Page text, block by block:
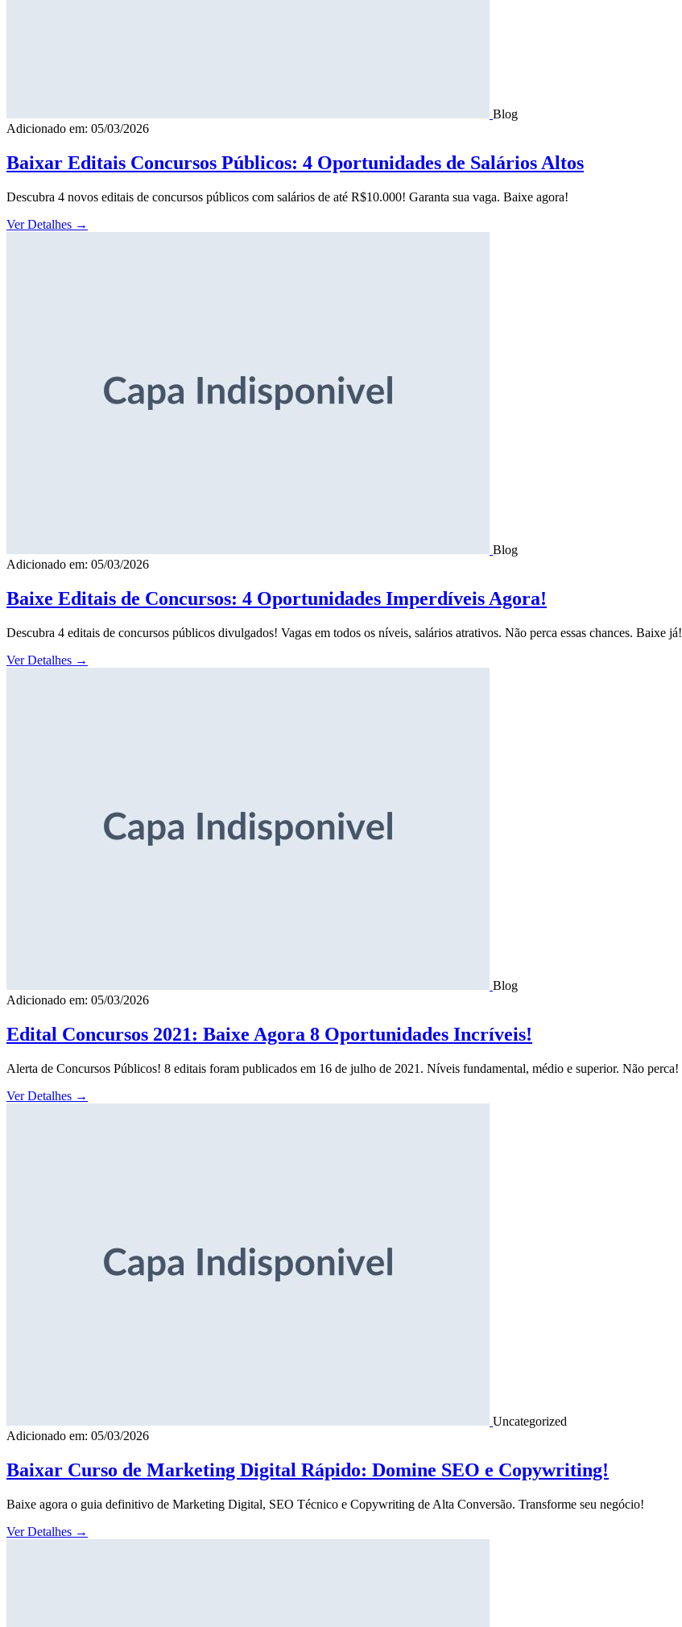
Blog
Adicionado em: 05/03/2026
Baixar Editais Concursos Públicos: 4 Oportunidades de Salários Altos
Descubra 4 novos editais de concursos públicos com salários de até R$10.000! Garanta sua vaga. Baixe agora!
Ver Detalhes →
Blog
Adicionado em: 05/03/2026
Baixe Editais de Concursos: 4 Oportunidades Imperdíveis Agora!
Descubra 4 editais de concursos públicos divulgados! Vagas em todos os níveis, salários atrativos. Não perca essas chances. Baixe já!
Ver Detalhes →
Blog
Adicionado em: 05/03/2026
Edital Concursos 2021: Baixe Agora 8 Oportunidades Incríveis!
Alerta de Concursos Públicos! 8 editais foram publicados em 16 de julho de 2021. Níveis fundamental, médio e superior. Não perca!
Ver Detalhes →
Uncategorized
Adicionado em: 05/03/2026
Baixar Curso de Marketing Digital Rápido: Domine SEO e Copywriting!
Baixe agora o guia definitivo de Marketing Digital, SEO Técnico e Copywriting de Alta Conversão. Transforme seu negócio!
Ver Detalhes →